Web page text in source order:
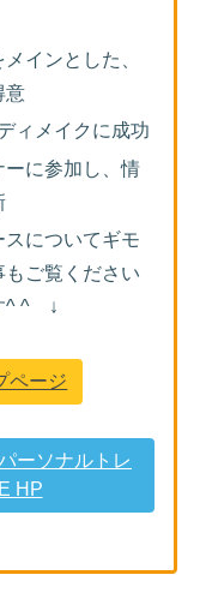
インとした、
意
ィメイクに成功
に参加し、情
についてギモ
ご覧ください
^ ^ ↓
ページ
ーソナルトレ
HP